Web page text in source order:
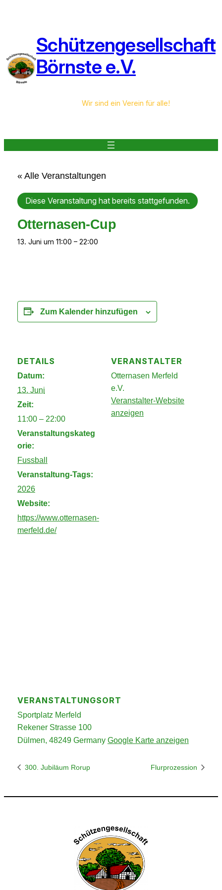
Schützengesellschaft
Börnste e.V.
Wir sind ein Verein für alle!
« Alle Veranstaltungen
Diese Veranstaltung hat bereits stattgefunden.
Otternasen-Cup
13. Juni um 11:00 – 22:00
Zum Kalender hinzufügen
DETAILS
Datum:
13. Juni
Zeit:
11:00 – 22:00
Veranstaltungskateg
orie:
Fussball
Veranstaltung-Tags:
2026
Website:
https://www.otternasen-
merfeld.de/
VERANSTALTER
Otternasen Merfeld
e.V.
Veranstalter-Website
anzeigen
VERANSTALTUNGSORT
Sportplatz Merfeld
Rekener Strasse 100
Dülmen, 48249 Germany Google Karte anzeigen
300. Jubiläum Rorup Flurprozession